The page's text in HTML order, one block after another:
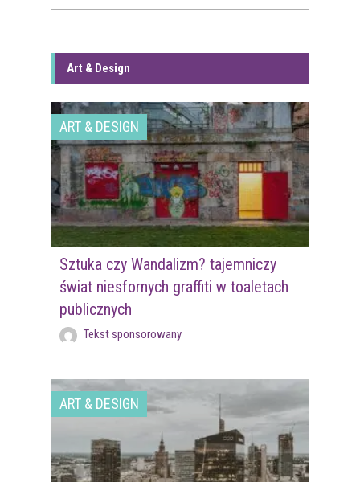
Art & Design
ART & DESIGN
Sztuka czy Wandalizm? tajemniczy
świat niesfornych graffiti w toaletach
publicznych
Tekst sponsorowany
ART & DESIGN